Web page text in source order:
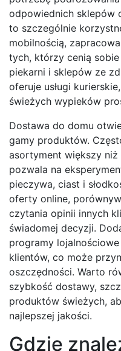
odpowiednich sklepów
to szczególnie
mobilnością,
tych, którzy cenią
piekarni i sklepów ze
oferuje usługi
świeżych wypieków
Dostawa do domu
gamy produktów.
asortyment większy
pozwala na
pieczywa, ciast i
oferty online,
czytania opinii innych
świadomej decyzji.
programy
klientów, co może
oszczędności. Warto
szybkość dostawy,
produktów świeżych,
najlepszej jakości.
Gdzie